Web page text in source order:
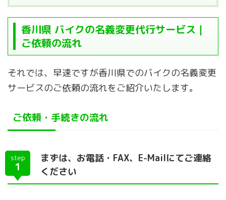
香川県 バイクの名義変更代行サービス｜
ご依頼の流れ
それでは、早速ですが香川県でのバイクの名義変更
サービスのご依頼の流れをご紹介いたします。
ご依頼・手続きの流れ
step
1
まずは、お電話・FAX、E-Mailにてご連絡
ください